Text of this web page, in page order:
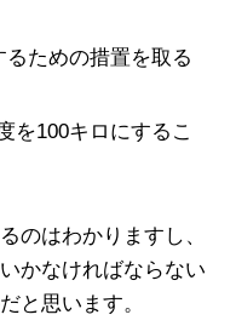
ための措置を取る
を100キロにするこ
のはわかりますし、
かなければならない
と思います。